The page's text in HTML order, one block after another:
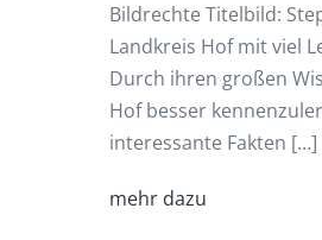
Bildrechte Titelbild:
Landkreis Hof mit viel
Durch ihren großen
Hof besser
interessante Fakten […]
mehr dazu